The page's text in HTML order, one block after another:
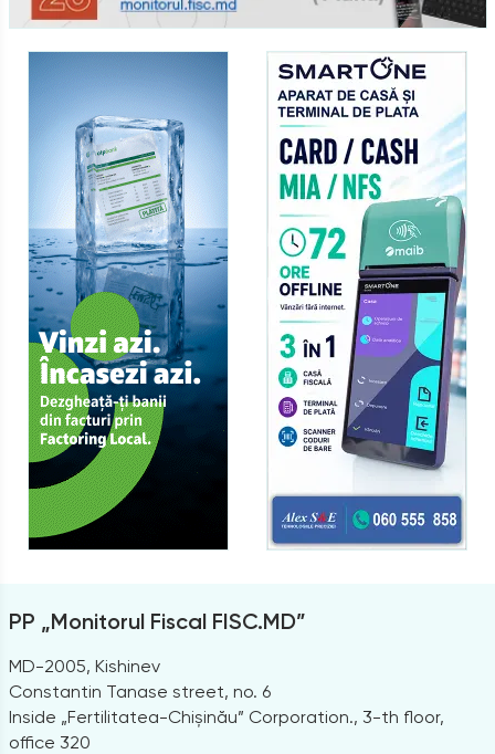
PP „Monitorul Fiscal FISC.MD”
MD-2005, Kishinev
Constantin Tanase street, no. 6
Inside „Fertilitatea-Chișinău” Corporation., 3-th floor,
office 320